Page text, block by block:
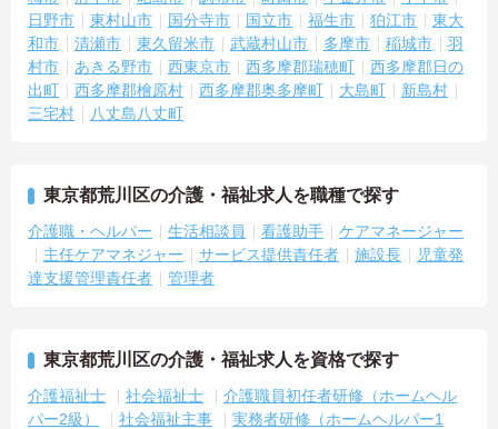
日野市
東村山市 国分寺市 国立市 福生市 狛江市
東大
和市
清瀬市 東久留米市 武蔵村山市 多摩市 稲城市
羽
村市
あきる野市 西東京市 西多摩郡瑞穂町
西多摩郡日の
出町
西多摩郡檜原村 西多摩郡奥多摩町 大島町
新島村
三宅村
八丈島八丈町
東京都荒川区の介護・福祉求人を職種で探す
介護職・ヘルパー 生活相談員 看護助手
ケアマネージャー
主任ケアマネジャー
サービス提供責任者 施設長
児童発
達支援管理責任者
管理者
東京都荒川区の介護・福祉求人を資格で探す
介護福祉士 社会福祉士
介護職員初任者研修（ホームヘル
パー2級）
社会福祉主事
実務者研修（ホームヘルパー1